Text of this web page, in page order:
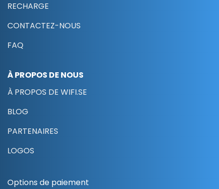
RECHARGE
CONTACTEZ-NOUS
FAQ
À PROPOS DE NOUS
À PROPOS DE WIFI.SE
BLOG
PARTENAIRES
LOGOS
Options de paiement